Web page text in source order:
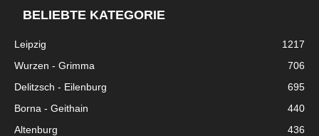
BELIEBTE KATEGORIE
Leipzig
1217
Wurzen - Grimma
706
Delitzsch - Eilenburg
695
Borna - Geithain
440
Altenburg
436